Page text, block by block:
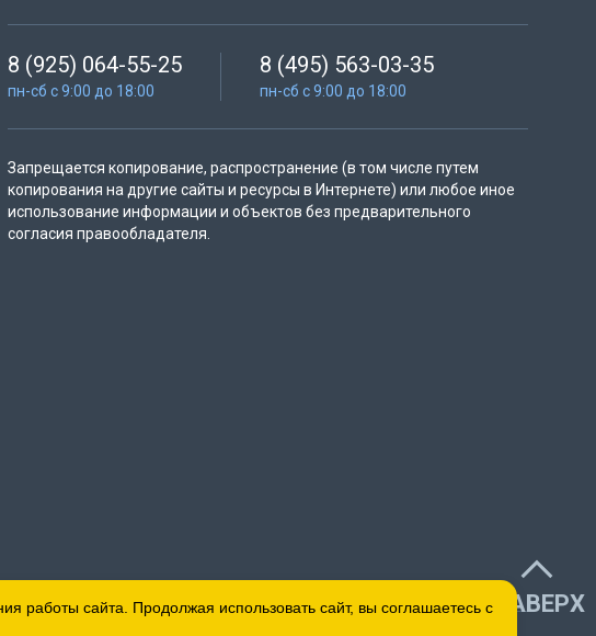
8 (925) 064-55-25
пн-сб с 9:00 до 18:00
8 (495) 563-03-35
пн-сб с 9:00 до 18:00
Запрещается копирование, распространение (в том числе путем
копирования на другие сайты и ресурсы в Интернете) или любое иное
использование информации и объектов без предварительного
согласия правообладателя.
НАВЕРХ
работы сайта. Продолжая использовать сайт, вы соглашаетесь с